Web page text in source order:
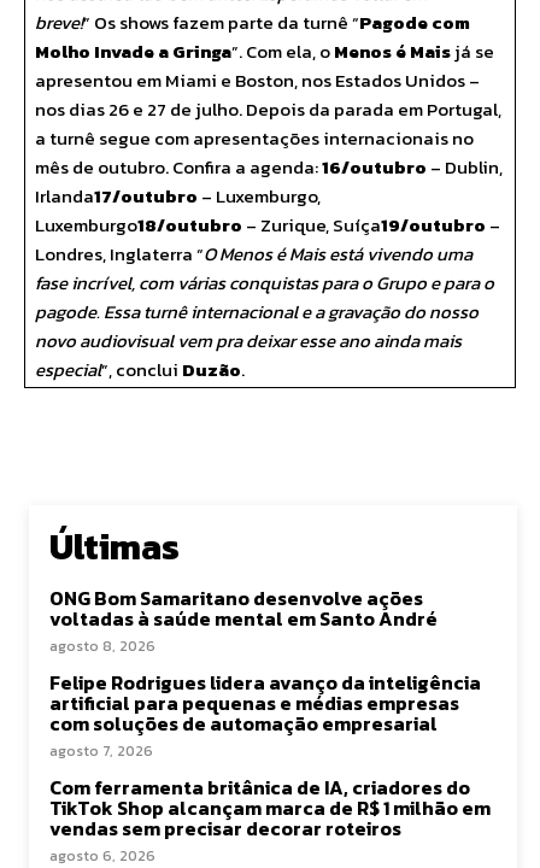
breve!” Os shows fazem parte da turnê “Pagode com
Molho Invade a Gringa”. Com ela, oMenos é Maisjá se
apresentou em Miami e Boston, nos Estados Unidos –
nos dias 26 e 27 de julho. Depois da parada em Portugal,
a turnê segue com apresentações internacionais no
mês de outubro. Confira a agenda:16/outubro – Dublin,
Irlanda17/outubro – Luxemburgo,
Luxemburgo18/outubro – Zurique, Suíça19/outubro –
Londres, Inglaterra “O Menos é Mais está vivendo uma
fase incrível, com várias conquistas para o Grupo e para o
pagode. Essa turnê internacional e a gravação do nosso
novo audiovisual vem pra deixar esse ano ainda mais
especial”, conclui Duzão.
Últimas
ONG Bom Samaritano desenvolve ações
voltadas à saúde mental em Santo André
agosto 8, 2026
Felipe Rodrigues lidera avanço da inteligência
artificial para pequenas e médias empresas
com soluções de automação empresarial
agosto 7, 2026
Com ferramenta britânica de IA, criadores do
TikTok Shop alcançam marca de R$ 1 milhão em
vendas sem precisar decorar roteiros
agosto 6, 2026